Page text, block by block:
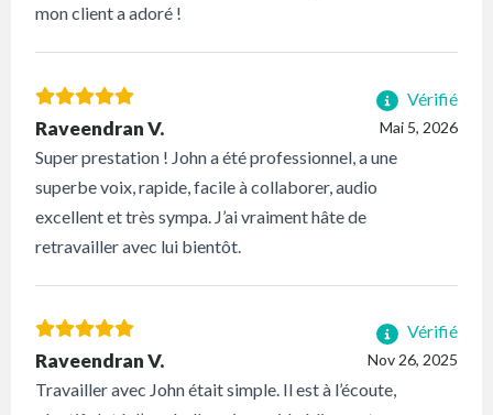
mon client a adoré !
Vérifié
Mai 5, 2026
Raveendran V.
Super prestation ! John a été professionnel, a une
superbe voix, rapide, facile à collaborer, audio
excellent et très sympa. J’ai vraiment hâte de
retravailler avec lui bientôt.
Vérifié
Nov 26, 2025
Raveendran V.
Travailler avec John était simple. Il est à l’écoute,